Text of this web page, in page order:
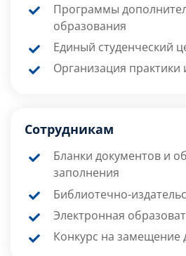
Программы
образования
Единый студенческий
Организация практики
Сотрудникам
Бланки документов и
заполнения
Библиотечно-
Электронная
Конкурс на